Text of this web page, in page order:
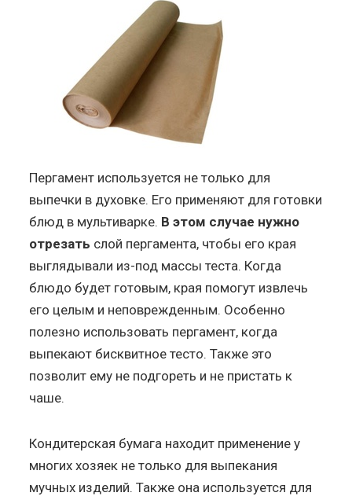
Пергамент используется не только для
выпечки в духовке. Его применяют для готовки
блюд в мультиварке. В этом случае нужно
отрезать слой пергамента, чтобы его края
выглядывали из-под массы теста. Когда
блюдо будет готовым, края помогут извлечь
его целым и неповрежденным. Особенно
полезно использовать пергамент, когда
выпекают бисквитное тесто. Также это
позволит ему не подгореть и не пристать к
чаше.
Кондитерская бумага находит применение у
многих хозяек не только для выпекания
мучных изделий. Также она используется для